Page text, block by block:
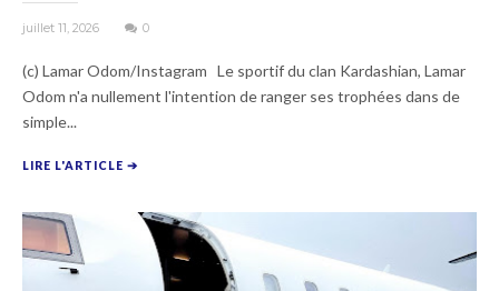
juillet 11, 2026 0
(c) Lamar Odom/Instagram Le sportif du clan Kardashian, Lamar
Odom n'a nullement l'intention de ranger ses trophées dans de
simple...
LIRE L'ARTICLE ➔